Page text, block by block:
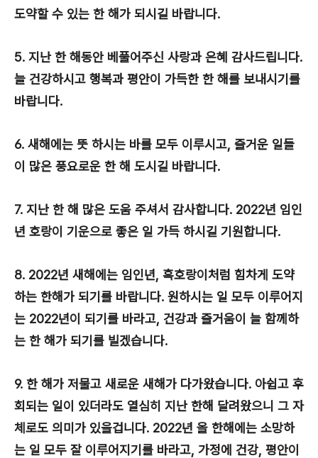
도약할 수 있는 한 해가 되시길 바랍니다.
5. 지난 한 해동안 베풀어주신 사랑과 은혜 감사드립니다.
늘 건강하시고 행복과 평안이 가득한 한 해를 보내시기를
바랍니다.
6. 새해에는 뜻 하시는 바를 모두 이루시고, 즐거운 일들
이 많은 풍요로운 한 해 도시길 바랍니다.
7. 지난 한 해 많은 도움 주셔서 감사합니다. 2022년 임인
년 호랑이 기운으로 좋은 일 가득 하시길 기원합니다.
8. 2022년 새해에는 임인년, 흑호랑이처럼 힘차게 도약
하는 한해가 되기를 바랍니다. 원하시는 일 모두 이루어지
는 2022년이 되기를 바라고, 건강과 즐거움이 늘 함께하
는 한 해가 되기를 빌겠습니다.
9. 한 해가 저물고 새로운 새해가 다가왔습니다. 아쉽고 후
회되는 일이 있더라도 열심히 지난 한해 달려왔으니 그 자
체로도 의미가 있을겁니다. 2022년 올 한해에는 소망하
는 일 모두 잘 이루어지기를 바라고, 가정에 건강, 평안이